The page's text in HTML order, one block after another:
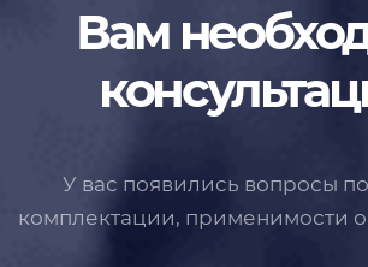
Вам
У вас появились вопросы
комплектации, применимости